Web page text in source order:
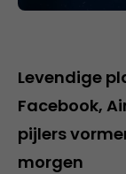
Levendige
Facebook,
pijlers
morgen